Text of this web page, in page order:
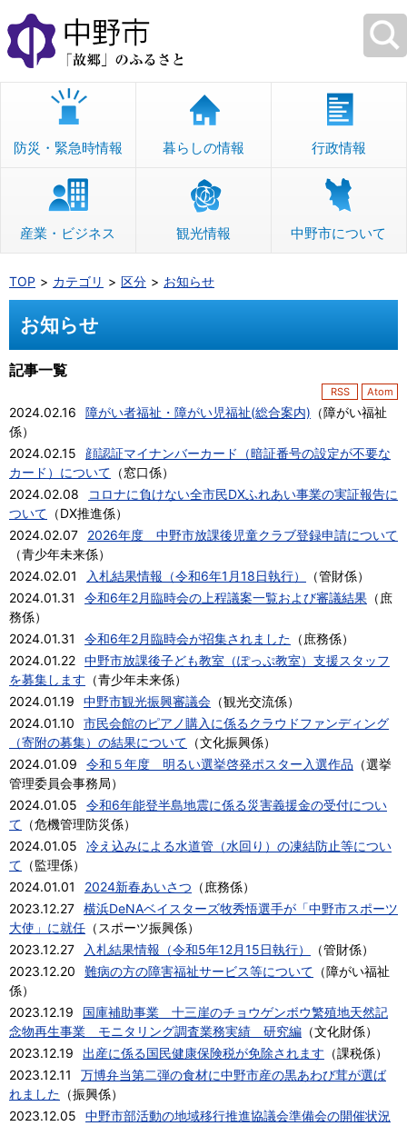
本
文
へ
移
防災・緊急時情報 暮らしの情報 行政情報
産業・ビジネス 観光情報 中野市について
TOP カテゴリ 区分 お知らせ
お知らせ
記事一覧
RSS Atom
2024.02.16 障がい者福祉・障がい児福祉(総合案内) （障がい福祉
係）
2024.02.15
顔認証マイナンバーカード（暗証番号の設定が不要な
カード）について （窓口係）
2024.02.08
コロナに負けない全市民DXふれあい事業の実証報告に
ついて （DX推進係）
2024.02.07
2026年度 中野市放課後児童クラブ登録申請について
（青少年未来係）
2024.02.01
入札結果情報（令和6年1月18日執行） （管財係）
2024.01.31
令和6年2月臨時会の上程議案一覧および審議結果 （ 庶
務係）
2024.01.31
令和6年2月臨時会が招集されました （ 庶務係）
2024.01.22 中野市放課後子ども教室（ぽっぷ教室）支援スタッフ
を募集します （青少年未来係）
2024.01.19
中野市観光振興審議会 （観光交流係）
2024.01.10
市民会館のピアノ購入に係るクラウドファンディング
（寄附の募集）の結果について （文化振興係）
2024.01.09
令和５年度 明るい選挙啓発ポスター入選作品 （選挙
管理委員会事務局）
2024.01.05
令和6年能登半島地震に係る災害義援金の受付につい
て （危機管理防災係）
2024.01.05
冷え込みによる水道管（水回り）の凍結防止等につい
て （監理係）
2024.01.01
2024新春あいさつ （ 庶務係）
2023.12.27 横浜DeNAベイスターズ牧秀悟選手が「中野市スポーツ
大使」に就任 （ スポーツ振興係）
2023.12.27
入札結果情報（令和5年12月15日執行） （管財係）
2023.12.20
難病の方の障害福祉サービス等について （障がい福祉
係）
2023.12.19
国庫補助事業 十三崖のチョウゲンボウ繁殖地天然記
念物再生事業 モニタリング調査業務実績 研究編 （文化財係）
2023.12.19
出産に係る国民健康保険税が免除されます （課税係）
2023.12.11
万博弁当第二弾の食材に中野市産の黒あわび茸が選ば
れました （振興係）
2023.12.05
中野市部活動の地域移行推進協議会準備会の開催状況